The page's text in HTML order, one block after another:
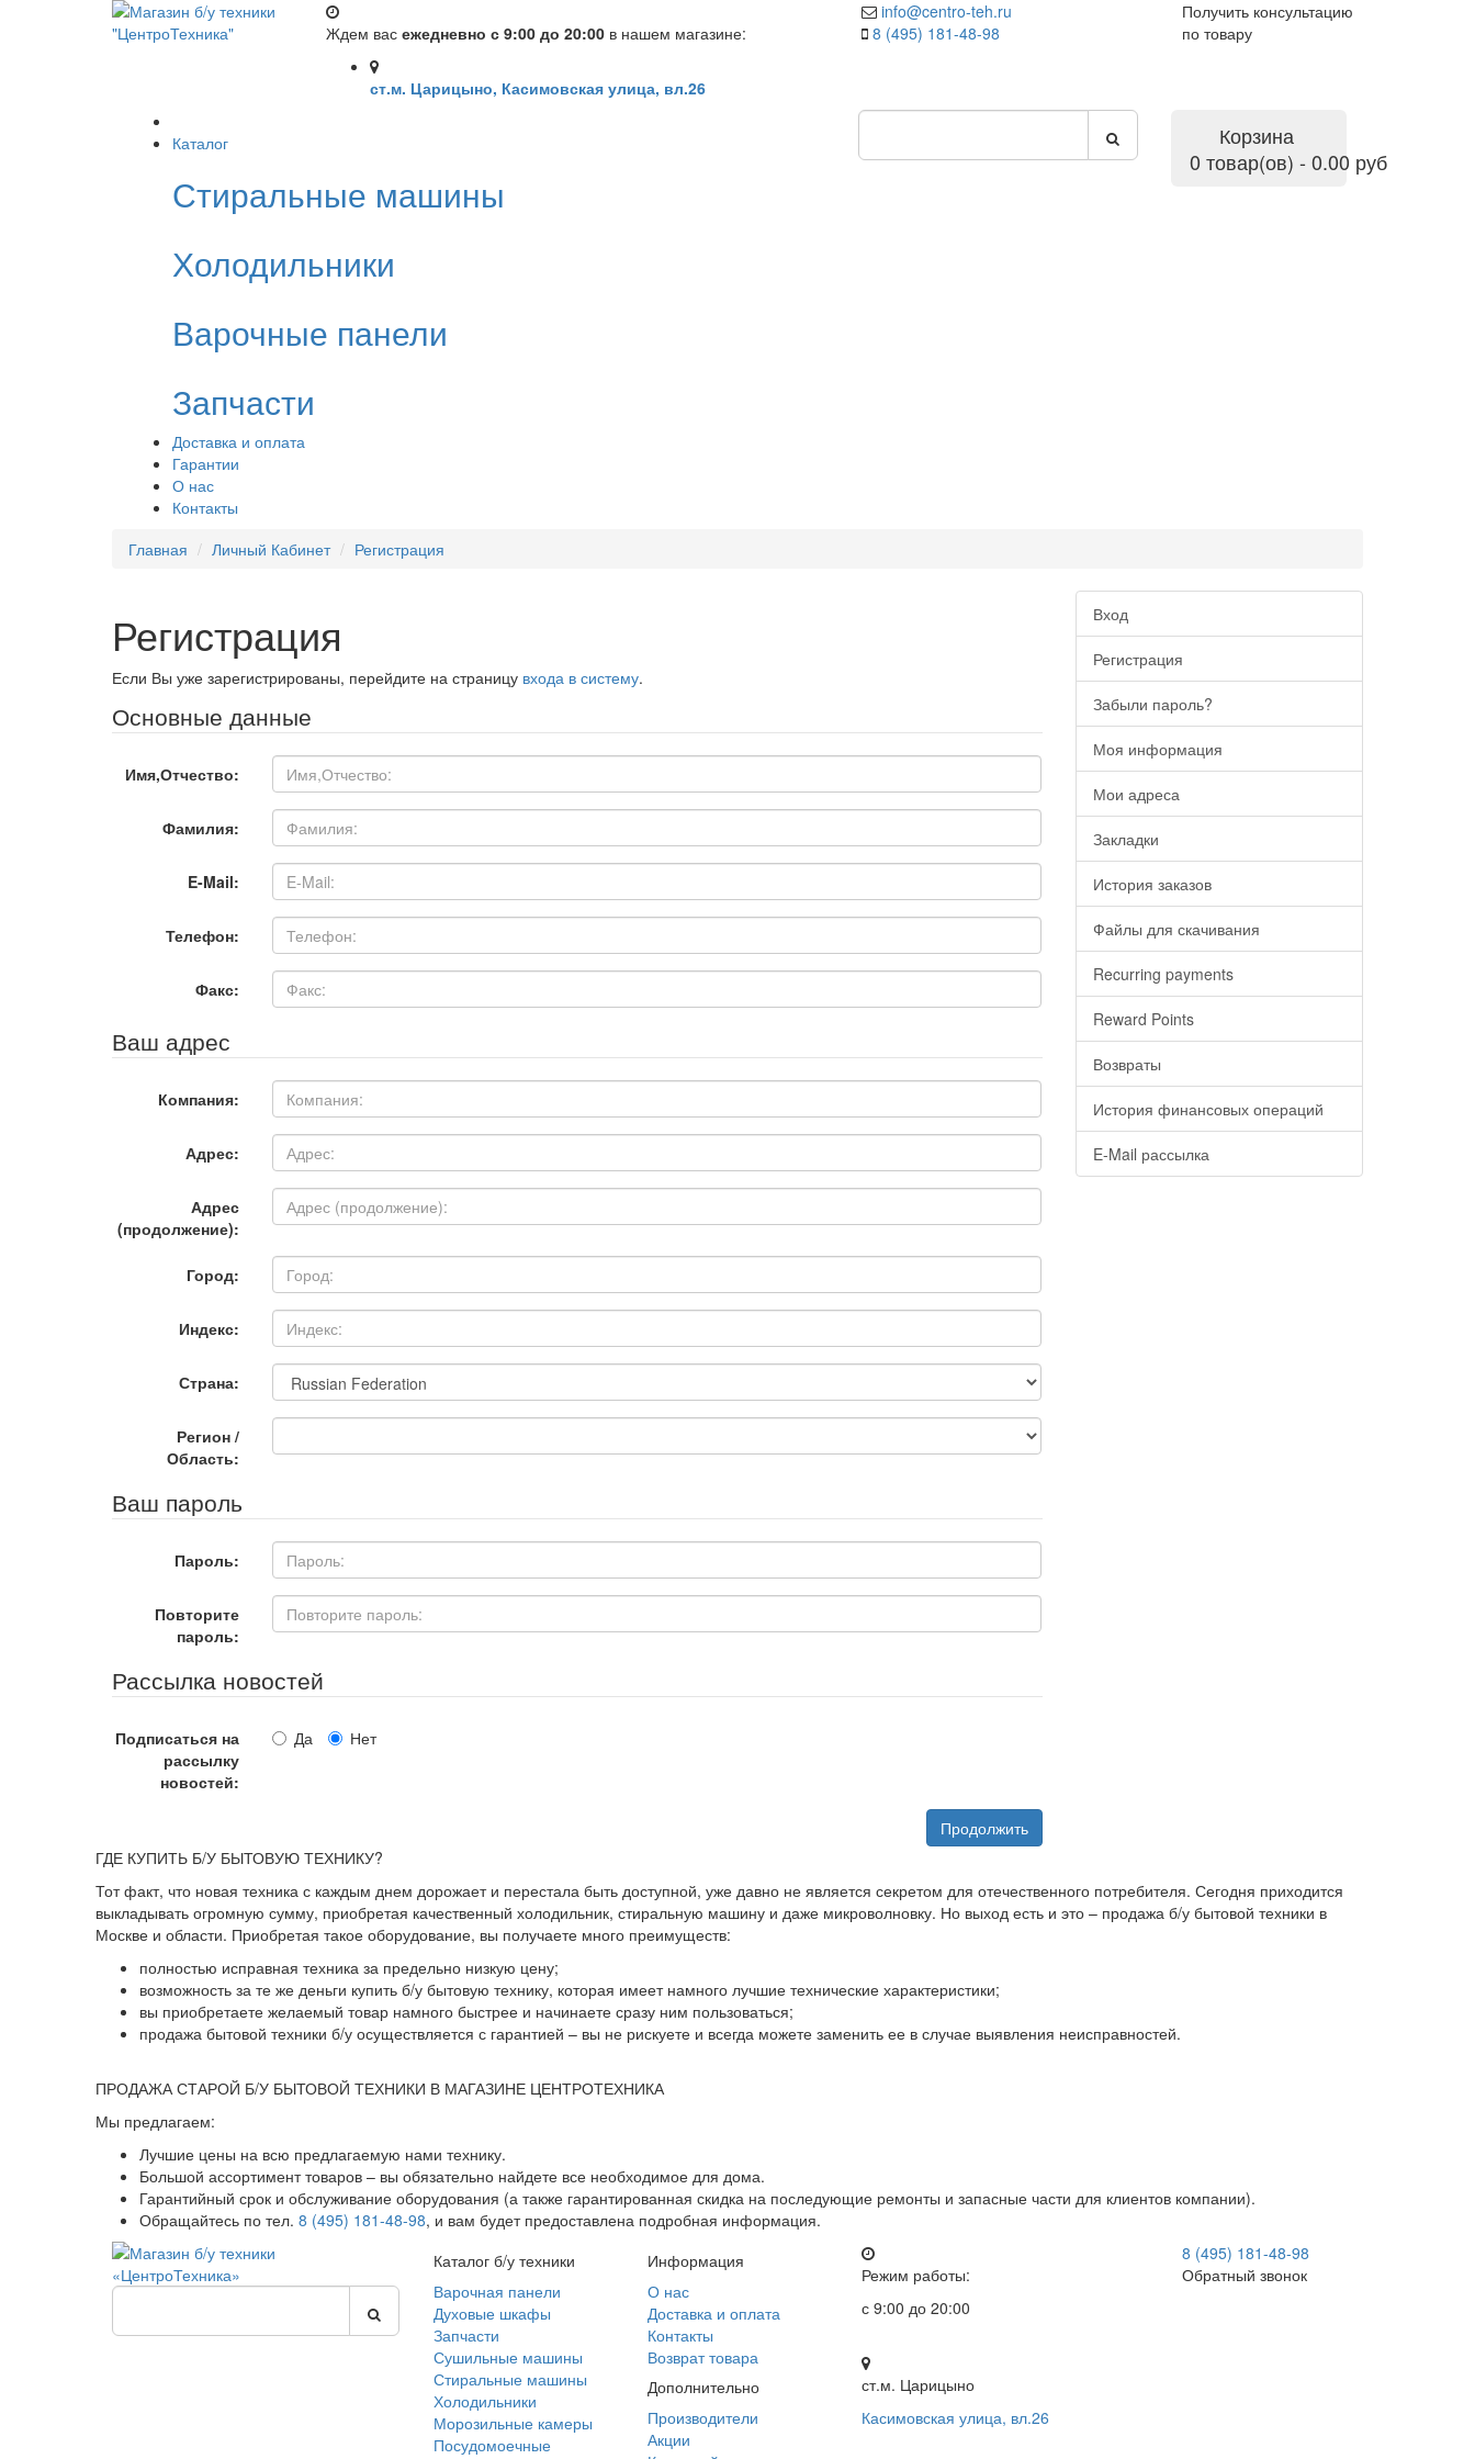
Ждем вас ежедневно с 9:00 до 20:00 в нашем магазине:
ст.м. Царицыно, Касимовская улица, вл.26
info@centro-teh.ru
8 (495) 181-48-98
Получить консультацию
по товару
Каталог
Стиральные машины
Холодильники
Варочные панели
Запчасти
Доставка и оплата
Гарантии
О нас
Контакты
Корзина
0 товар(ов) - 0.00 руб
Главная Личный Кабинет Регистрация
Регистрация
Если Вы уже зарегистрированы, перейдите на страницу входа в систему.
Основные данные
Имя,Отчество:
Фамилия:
E-Mail:
Телефон:
Факс:
Ваш адрес
Компания:
Адрес:
Адрес
(продолжение):
Город:
Индекс:
Страна:
Регион /
Область:
Ваш пароль
Пароль:
Повторите
пароль:
Рассылка новостей
Подписаться на
рассылку
новостей:
Да Нет
Вход
Регистрация
Забыли пароль?
Моя информация
Мои адреса
Закладки
История заказов
Файлы для скачивания
Recurring payments
Reward Points
Возвраты
История финансовых операций
E-Mail рассылка
ГДЕ КУПИТЬ Б/У БЫТОВУЮ ТЕХНИКУ?
Тот факт, что новая техника с каждым днем дорожает и перестала быть доступной, уже давно не является секретом для отечественного потребителя. Сегодня приходится
выкладывать огромную сумму, приобретая качественный холодильник, стиральную машину и даже микроволновку. Но выход есть и это – продажа б/у бытовой техники в
Москве и области. Приобретая такое оборудование, вы получаете много преимуществ:
полностью исправная техника за предельно низкую цену;
возможность за те же деньги купить б/у бытовую технику, которая имеет намного лучшие технические характеристики;
вы приобретаете желаемый товар намного быстрее и начинаете сразу ним пользоваться;
продажа бытовой техники б/у осуществляется с гарантией – вы не рискуете и всегда можете заменить ее в случае выявления неисправностей.
ПРОДАЖА СТАРОЙ Б/У БЫТОВОЙ ТЕХНИКИ В МАГАЗИНЕ ЦЕНТРОТЕХНИКА
Мы предлагаем:
Лучшие цены на всю предлагаемую нами технику.
Большой ассортимент товаров – вы обязательно найдете все необходимое для дома.
Гарантийный срок и обслуживание оборудования (а также гарантированная скидка на последующие ремонты и запасные части для клиентов компании).
Обращайтесь по тел. 8 (495) 181-48-98, и вам будет предоставлена подробная информация.
Каталог б/у техники
Варочная панели
Духовые шкафы
Запчасти
Сушильные машины
Стиральные машины
Холодильники
Морозильные камеры
Посудомоечные
Информация
О нас
Доставка и оплата
Контакты
Возврат товара
Дополнительно
Производители
Акции
Режим работы:
с 9:00 до 20:00
ст.м. Царицыно
Касимовская улица, вл.26
8 (495) 181-48-98
Обратный звонок